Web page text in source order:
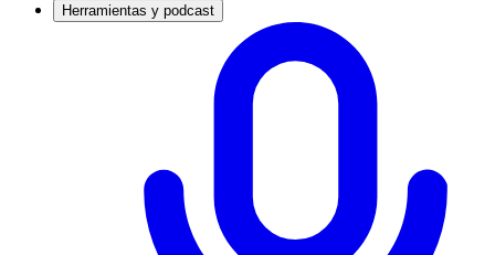
Herramientas y podcast